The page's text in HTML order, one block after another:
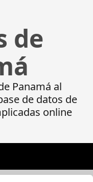
de
Panamá al
de datos de
online